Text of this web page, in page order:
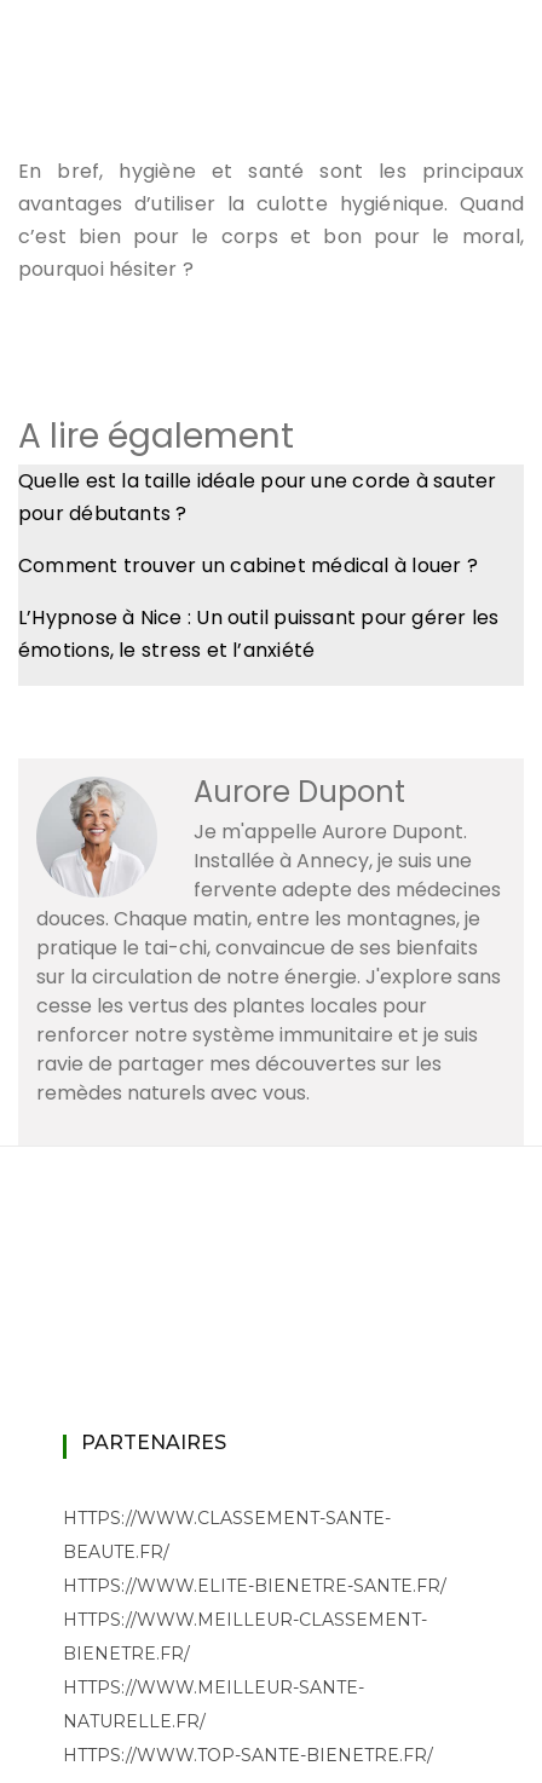
En bref, hygiène et santé sont les principaux
avantages d’utiliser la culotte hygiénique. Quand
c’est bien pour le corps et bon pour le moral,
pourquoi hésiter ?
A lire également
Quelle est la taille idéale pour une corde à sauter
pour débutants ?
Comment trouver un cabinet médical à louer ?
L’Hypnose à Nice : Un outil puissant pour gérer les
émotions, le stress et l’anxiété
Aurore Dupont
Je m'appelle Aurore Dupont.
Installée à Annecy, je suis une
fervente adepte des médecines
douces. Chaque matin, entre les montagnes, je
pratique le tai-chi, convaincue de ses bienfaits
sur la circulation de notre énergie. J'explore sans
cesse les vertus des plantes locales pour
renforcer notre système immunitaire et je suis
ravie de partager mes découvertes sur les
remèdes naturels avec vous.
PARTENAIRES
HTTPS://WWW.CLASSEMENT-SANTE-
BEAUTE.FR/
HTTPS://WWW.ELITE-BIENETRE-SANTE.FR/
HTTPS://WWW.MEILLEUR-CLASSEMENT-
BIENETRE.FR/
HTTPS://WWW.MEILLEUR-SANTE-
NATURELLE.FR/
HTTPS://WWW.TOP-SANTE-BIENETRE.FR/